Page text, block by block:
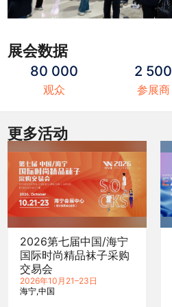
展会数据
80 000
观众
2 500
参展商
更多活动
2026第七届中国/海宁
国际时尚精品袜子采购
交易会
2026年10月21–23日
海宁 中国